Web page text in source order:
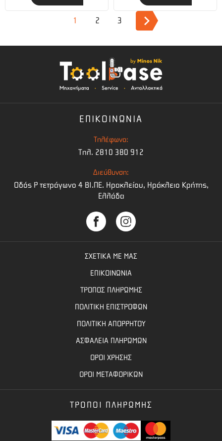
1 2 3
ΕΠΙΚΟΙΝΩΝΙΑ
Τηλέφωνο:
Τηλ. 2810 380 912
Διεύθυνση:
Οδός Ρ τετράγωνο 4 BI.ΠΕ. Ηρακλείου, Ηράκλειο Κρήτης,
Ελλάδα
ΣΧΕΤΙΚΑ ΜΕ ΜΑΣ
ΕΠΙΚΟΙΝΩΝΙΑ
ΤΡΟΠΟΣ ΠΛΗΡΩΜΗΣ
ΠΟΛΙΤΙΚΗ ΕΠΙΣΤΡΟΦΩΝ
ΠΟΛΙΤΙΚΗ ΑΠΟΡΡΗΤΟΥ
ΑΣΦΑΛΕΙΑ ΠΛΗΡΩΜΩΝ
ΟΡΟΙ ΧΡΗΣΗΣ
ΟΡΟΙ ΜΕΤΑΦΟΡΙΚΩΝ
ΤΡΟΠΟΙ ΠΛΗΡΩΜΗΣ